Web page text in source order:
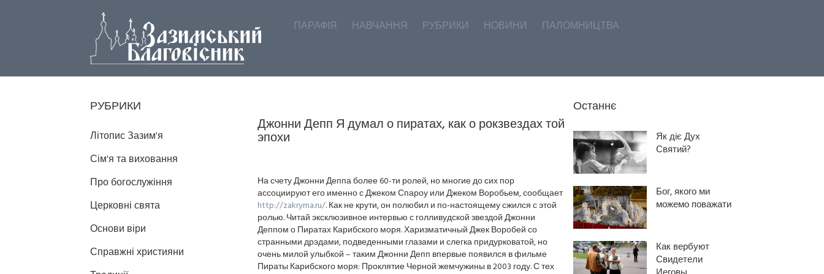
ПАРАФІЯ НАВЧАННЯ РУБРИКИ НОВИНИ ПАЛОМНИЦТВА
Джонни Депп Я думал о пиратах, как о рокзвездах той
эпохи
На счету Джонни Деппа более 60-ти ролей, но многие до сих пор
ассоциируют его именно с Джеком Спароу или Джеком Воробьем, сообщает
http://zakryma.ru/. Как не крути, он полюбил и по-настоящему сжился с этой
ролью. Читай эксклюзивное интервью с голливудской звездой Джонни
Деппом о Пиратах Карибского моря. Харизматичный Джек Воробей со
странными дрэдами, подведенными глазами и слегка придурковатой, но
очень милой улыбкой – таким Джонни Депп впервые появился в фильме
Пираты Карибского моря: Проклятие Черной жемчужины в 2003 году. С тех
РУБРИКИ
Літопис Зазим'я
Сім'я та виховання
Про богослужіння
Церковні свята
Основи віри
Справжні християни
Останнє
Як діє Дух
Святий?
Бог, якого ми
можемо поважати
Как вербуют
Свидетели